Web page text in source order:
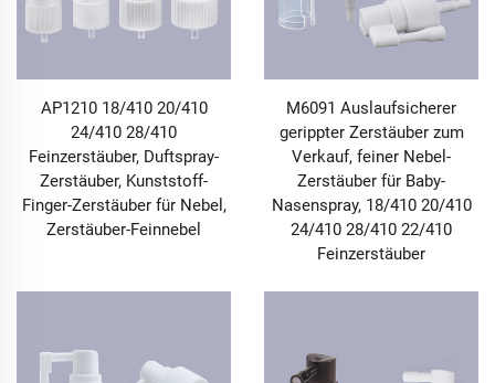
AP1210 18/410 20/410
24/410 28/410
Feinzerstäuber, Duftspray-
Zerstäuber, Kunststoff-
Finger-Zerstäuber für Nebel,
Zerstäuber-Feinnebel
M6091 Auslaufsicherer
gerippter Zerstäuber zum
Verkauf, feiner Nebel-
Zerstäuber für Baby-
Nasenspray, 18/410 20/410
24/410 28/410 22/410
Feinzerstäuber